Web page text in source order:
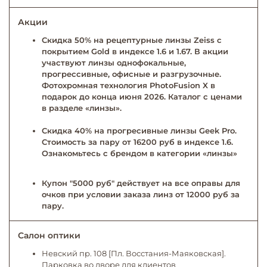
Акции
Скидка 50% на рецептурные линзы Zeiss с
покрытием Gold в индексе 1.6 и 1.67. В акции
участвуют линзы однофокальные,
прогрессивные, офисные и разгрузочные.
Фотохромная технология PhotoFusion X в
подарок до конца июня 2026. Каталог с ценами
в разделе «линзы».
Скидка 40% на прогресивные линзы Geek Pro.
Стоимость за пару от 16200 руб в индексе 1.6.
Ознакомьтесь с брендом в категории «линзы»
Купон "5000 руб" действует на все оправы для
очков при условии заказа линз от 12000 руб за
пару.
Салон оптики
Невский пр. 108 [Пл. Восстания-Маяковская].
Парковка во дворе для клиентов